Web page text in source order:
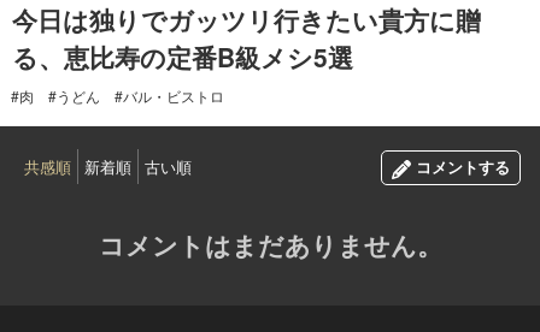
今日は独りでガッツリ行きたい貴方に贈
る、恵比寿の定番B級メシ5選
#肉 #うどん #バル・ビストロ
共感順 新着順 古い順 コメントする
コメントはまだありません。